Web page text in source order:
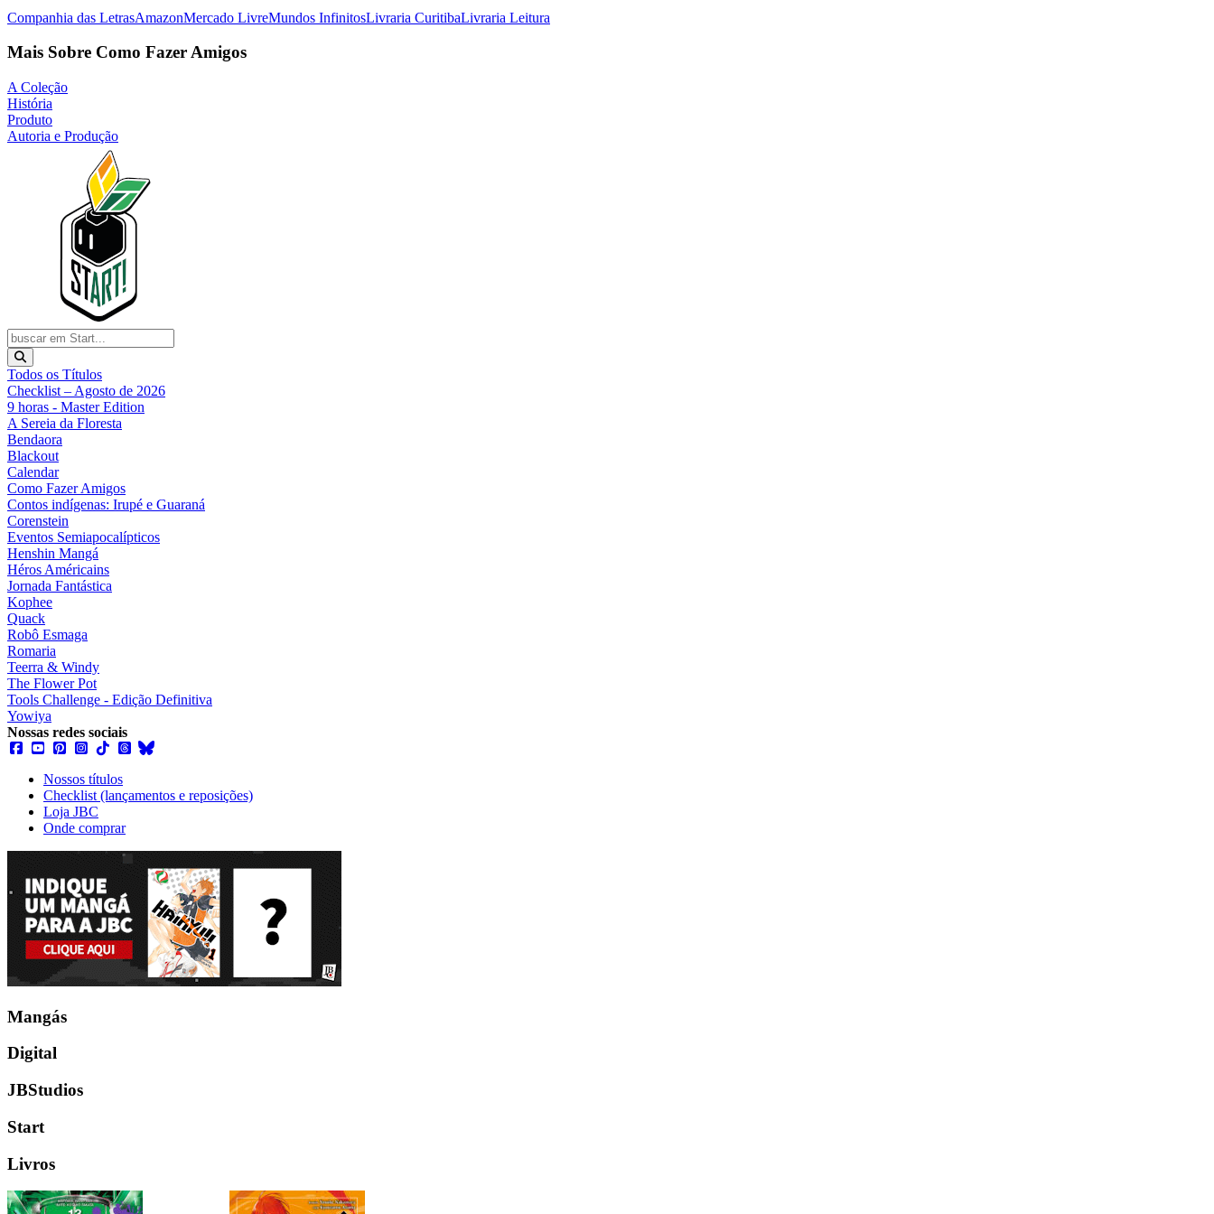
Companhia das LetrasAmazonMercado LivreMundos InfinitosLivraria CuritibaLivraria Leitura
Mais Sobre Como Fazer Amigos
A Coleção
História
Produto
Autoria e Produção
Todos os Títulos
Checklist – Agosto de 2026
9 horas - Master Edition
A Sereia da Floresta
Bendaora
Blackout
Calendar
Como Fazer Amigos
Contos indígenas: Irupé e Guaraná
Corenstein
Eventos Semiapocalípticos
Henshin Mangá
Héros Américains
Jornada Fantástica
Kophee
Quack
Robô Esmaga
Romaria
Teerra & Windy
The Flower Pot
Tools Challenge - Edição Definitiva
Yowiya
Nossas redes sociais
Nossos títulos
Checklist (lançamentos e reposições)
Loja JBC
Onde comprar
Mangás
Digital
JBStudios
Start
Livros